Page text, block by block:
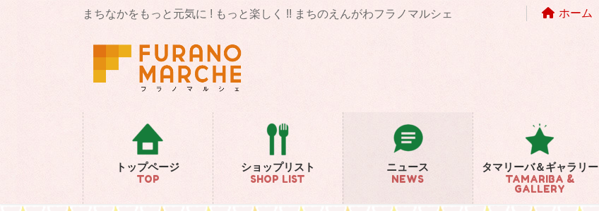
まちなかをもっと元気に ! もっと楽しく !! まちのえんがわフラノマルシェ ホーム
トップページ
TOP
ショップリスト
SHOP LIST
ニュース
NEWS
タマリーバ＆ギャラリー
TAMARIBA &
GALLERY